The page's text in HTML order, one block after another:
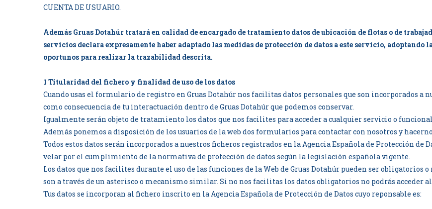
CUENTA DE USUARIO.
Además Gruas Dotahúr tratará en calidad de encargado de tratamiento datos de ubicación de flotas o de
servicios declara expresamente haber adaptado las medidas de protección de datos a este servicio,
oportunos para realizar la trazabilidad descrita.
1 Titularidad del fichero y finalidad de uso de los datos
Cuando usas el formulario de registro en Gruas Dotahúr nos facilitas datos personales que son incorporados a
como consecuencia de tu interactuación dentro de Gruas Dotahúr que podemos conservar.
Igualmente serán objeto de tratamiento los datos que nos facilites para acceder a cualquier servicio o
Además ponemos a disposición de los usuarios de la web dos formularios para contactar con nosotros y
Todos estos datos serán incorporados a nuestros ficheros registrados en la Agencia Española de Protección de
velar por el cumplimiento de la normativa de protección de datos según la legislación española vigente.
Los datos que nos facilites durante el uso de las funciones de la Web de Gruas Dotahúr pueden ser obligatorios
son a través de un asterisco o mecanismo similar. Si no nos facilitas los datos obligatorios no podrás acceder
Tus datos se incorporan al fichero inscrito en la Agencia Española de Protección de Datos cuyo reponsable es: